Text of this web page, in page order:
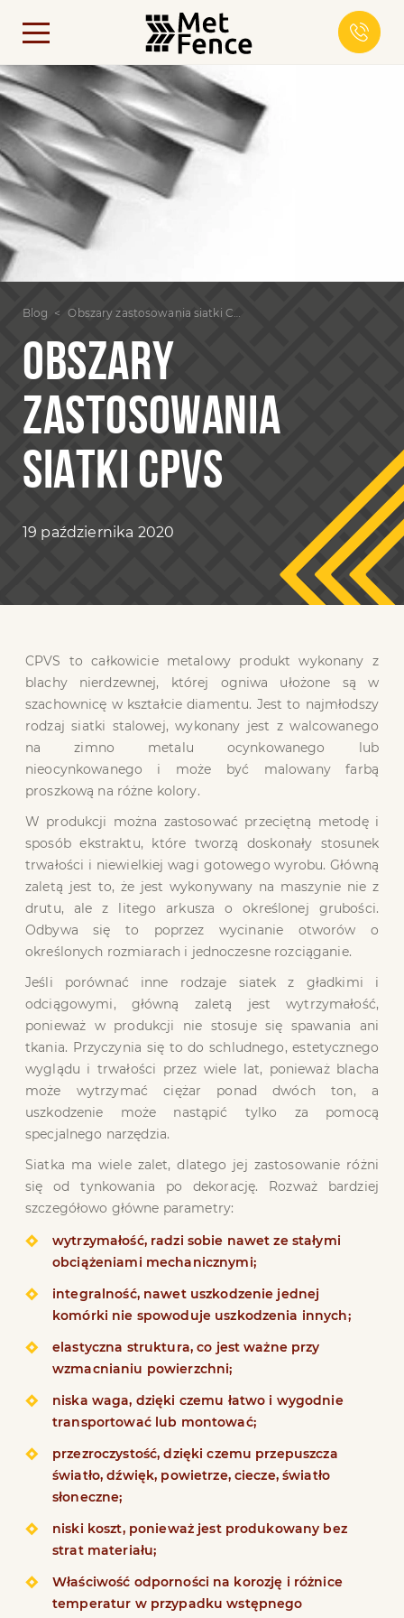
Blog Obszary zastosowania siatki CPVS
OBSZARY
ZASTOSOWANIA
SIATKI CPVS
19 października 2020
CPVS to całkowicie metalowy produkt wykonany z
blachy nierdzewnej, której ogniwa ułożone są w
szachownicę w kształcie diamentu. Jest to najmłodszy
rodzaj siatki stalowej, wykonany jest z walcowanego
na zimno metalu ocynkowanego lub
nieocynkowanego i może być malowany farbą
proszkową na różne kolory.
W produkcji można zastosować przeciętną metodę i
sposób ekstraktu, które tworzą doskonały stosunek
trwałości i niewielkiej wagi gotowego wyrobu. Główną
zaletą jest to, że jest wykonywany na maszynie nie z
drutu, ale z litego arkusza o określonej grubości.
Odbywa się to poprzez wycinanie otworów o
określonych rozmiarach i jednoczesne rozciąganie.
Jeśli porównać inne rodzaje siatek z gładkimi i
odciągowymi, główną zaletą jest wytrzymałość,
ponieważ w produkcji nie stosuje się spawania ani
tkania. Przyczynia się to do schludnego, estetycznego
wyglądu i trwałości przez wiele lat, ponieważ blacha
może wytrzymać ciężar ponad dwóch ton, a
uszkodzenie może nastąpić tylko za pomocą
specjalnego narzędzia.
Siatka ma wiele zalet, dlatego jej zastosowanie różni
się od tynkowania po dekorację. Rozważ bardziej
szczegółowo główne parametry:
wytrzymałość, radzi sobie nawet ze stałymi
obciążeniami mechanicznymi;
integralność, nawet uszkodzenie jednej
komórki nie spowoduje uszkodzenia innych;
elastyczna struktura, co jest ważne przy
wzmacnianiu powierzchni;
niska waga, dzięki czemu łatwo i wygodnie
transportować lub montować;
przezroczystość, dzięki czemu przepuszcza
światło, dźwięk, powietrze, ciecze, światło
słoneczne;
niski koszt, ponieważ jest produkowany bez
strat materiału;
Właściwość odporności na korozję i różnice
temperatur w przypadku wstępnego